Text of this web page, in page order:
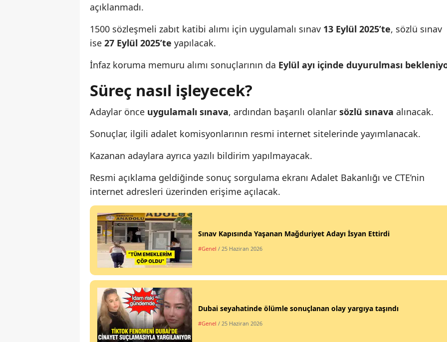
açıklanmadı.
1500 sözleşmeli zabıt katibi alımı için uygulamalı sınav 13 Eylül 2025’te, sözlü sınav
ise 27 Eylül 2025’te yapılacak.
İnfaz koruma memuru alımı sonuçlarının da Eylül ayı içinde duyurulması
Süreç nasıl işleyecek?
Adaylar önce uygulamalı sınava, ardından başarılı olanlar sözlü sınava alınacak.
Sonuçlar, ilgili adalet komisyonlarının resmi internet sitelerinde yayımlanacak.
Kazanan adaylara ayrıca yazılı bildirim yapılmayacak.
Resmi açıklama geldiğinde sonuç sorgulama ekranı Adalet Bakanlığı ve CTE’nin
internet adresleri üzerinden erişime açılacak.
Sınav Kapısında Yaşanan Mağduriyet Adayı İsyan Ettirdi
#Genel / 25 Haziran 2026
Dubai seyahatinde ölümle sonuçlanan olay yargıya taşındı
#Genel / 25 Haziran 2026